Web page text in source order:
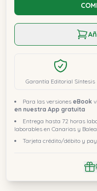
Garantía Editorial Síntesis
Para las versiones eBook
en nuestra App gratuita
Entrega hasta 72 horas
laborables en Canarias y
Tarjeta crédito/débito y